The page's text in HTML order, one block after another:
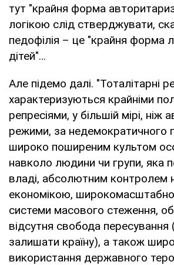
тут "крайня форма
логікою слід стверджувати,
педофілія – це "крайня форма
дітей"…
Але підемо далі. "Тоталітарні
характеризуються крайніми
репресіями, у більшій мірі, ніж
режими, за недемократичного
широко поширеним культом
навколо людини чи групи, яка
владі, абсолютним контролем
економікою,
системи масового стеження,
відсутня свобода
залишати країну), а також
використання державного